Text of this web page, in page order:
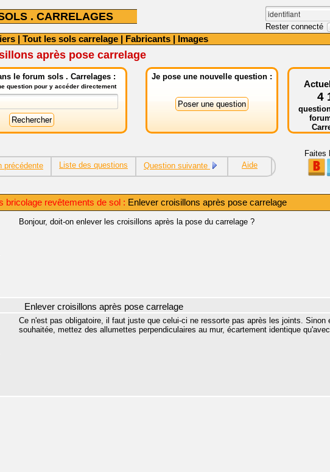
. CARRELAGES
Rester connecté
| Tout les sols carrelage | Fabricants | Images
après pose carrelage
le forum sols . Carrelages :
question pour y accéder directement
Je pose une nouvelle question :
4
précédente Liste des questions Question suivante Aide
Faites
bricolage revêtements de sol : Enlever croisillons après pose carrelage
Bonjour, doit-on enlever les croisillons après la pose du carrelage ?
Enlever croisillons après pose carrelage
Ce n'est pas obligatoire, il faut juste que celui-ci ne ressorte pas après les joints. Sinon
souhaitée, mettez des allumettes perpendiculaires au mur, écartement identique